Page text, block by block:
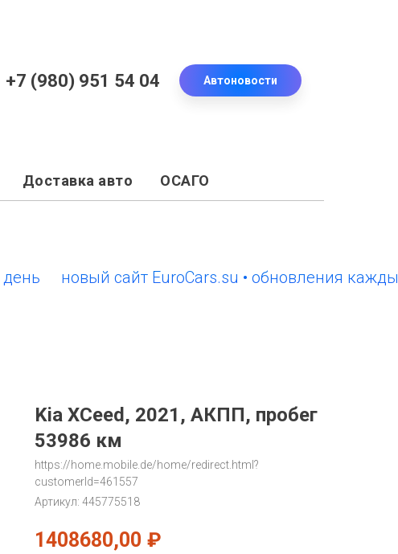
+7 (980) 951 54 04 Автоновости
Доставка авто ОСАГО
новый сайт EuroCars.su • обновления каждый
Kia XCeed, 2021, АКПП, пробег
53986 км
https://home.mobile.de/home/redirect.html?
customerId=461557
Артикул: 445775518
1408680,00 ₽